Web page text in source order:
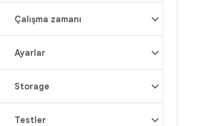
Çalışma zamanı
Ayarlar
Storage
Testler